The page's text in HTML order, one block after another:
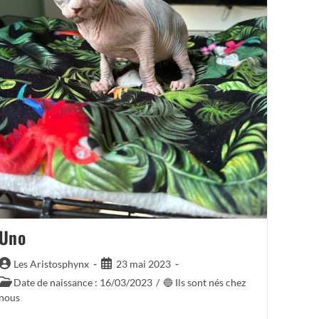
Uno
autrice
Les Aristosphynx
Publication
publiée :
23 mai 2023
category:
Date de naissance : 16/03/2023 / 🔵 Ils sont nés chez
nous